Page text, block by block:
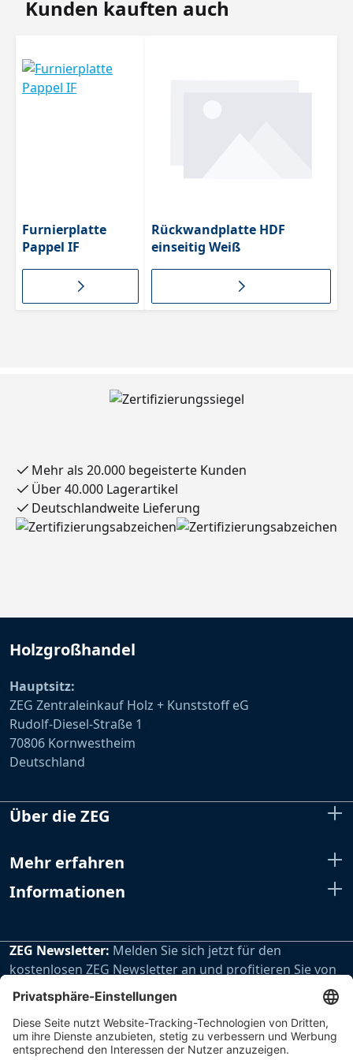
EN
se 3
Fein
Kunden kauften auch
Furnierplatte
Pappel IF
Rückwandplatte HDF
einseitig Weiß
Mehr als 20.000 begeisterte Kunden
Über 40.000 Lagerartikel
Deutschlandweite Lieferung
Holzgroßhandel
Hauptsitz:
ZEG Zentraleinkauf Holz + Kunststoff eG
Rudolf-Diesel-Straße 1
70806 Kornwestheim
Deutschland
Über die ZEG
Mehr erfahren
Informationen
ZEG Newsletter: Melden Sie sich jetzt für den
kostenlosen ZEG Newsletter an und profitieren Sie von
den extra Vorteilen unseres regelmäßig erscheinenden
Newsletters.
Zur Newsletteranmeldung